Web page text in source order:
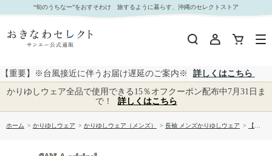
【送料無料】知花花織ー参 長袖 伝統工芸かりゆしウェアP-FTT03049H｜おきなわセレクト サ
ンエー公式通販
“旬のうちなー”をおすそわけ 旅するように暮らす、沖縄のセレクトストア
【重要】※台風接近に伴うお届け遅延のご案内※
詳しくはこちら
かりゆしウェア全品で使用できる15％オフクーポン配布中7月31日ま
で！
詳しくはこちら
ホーム > かりゆしウェア > かりゆしウェア（メンズ） > 長袖 メンズかりゆしウェア > 【送料無料】知花花織ー参 長袖 伝統工芸かりゆしウェアP-FTT03049H